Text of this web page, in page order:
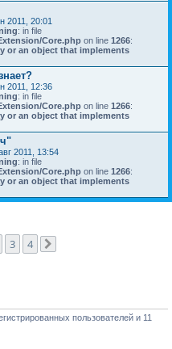
2011, 20:01
: in file
Core.php on line 1266:
or an object that implements
2011, 12:36
: in file
Core.php on line 1266:
or an object that implements
2011, 13:54
: in file
Core.php on line 1266:
or an object that implements
3 4
пользователей и 11